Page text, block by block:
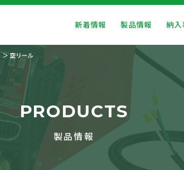
新着情報 製品情報 納入
空リール
PRODUCTS
製品情報